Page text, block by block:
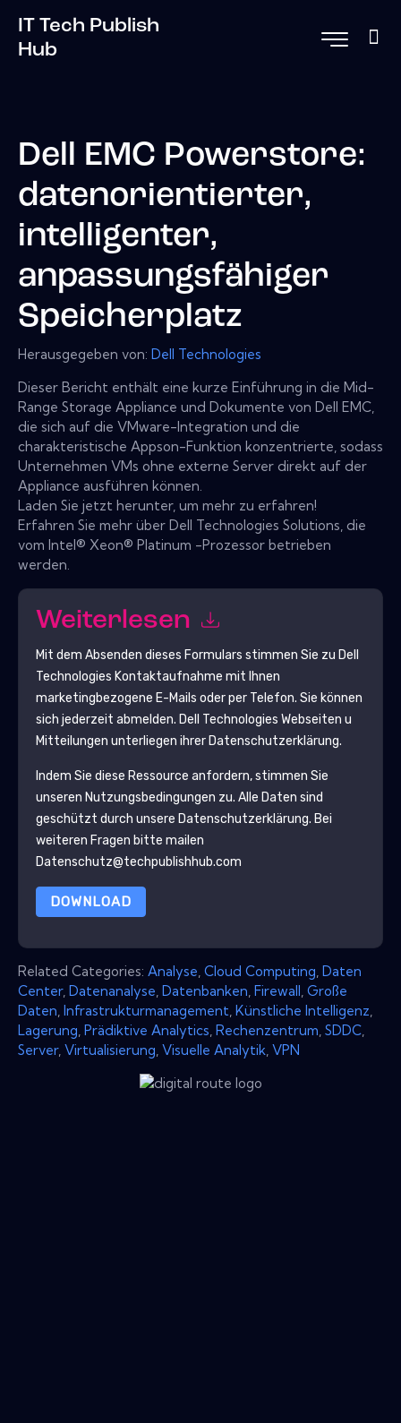
IT Tech Publish
Hub
Dell EMC Powerstore:
datenorientierter,
intelligenter,
anpassungsfähiger
Speicherplatz
Herausgegeben von: Dell Technologies
Dieser Bericht enthält eine kurze Einführung in die Mid-
Range Storage Appliance und Dokumente von Dell EMC,
die sich auf die VMware-Integration und die
charakteristische Appson-Funktion konzentrierte, sodass
Unternehmen VMs ohne externe Server direkt auf der
Appliance ausführen können.
Laden Sie jetzt herunter, um mehr zu erfahren!
Erfahren Sie mehr über Dell Technologies Solutions, die
vom Intel® Xeon® Platinum -Prozessor betrieben
werden.
Weiterlesen
Mit dem Absenden dieses Formulars stimmen Sie zu Dell
Technologies Kontaktaufnahme mit Ihnen
marketingbezogene E-Mails oder per Telefon. Sie können
sich jederzeit abmelden. Dell Technologies Webseiten u
Mitteilungen unterliegen ihrer Datenschutzerklärung.
Indem Sie diese Ressource anfordern, stimmen Sie
unseren Nutzungsbedingungen zu. Alle Daten sind
geschützt durch unsere Datenschutzerklärung. Bei
weiteren Fragen bitte mailen
Datenschutz@techpublishhub.com
DOWNLOAD
Related Categories: Analyse Cloud Computing Daten
Center, Datenanalyse Datenbanken Firewall Große
Daten Infrastrukturmanagement Künstliche Intelligenz
Lagerung Prädiktive Analytics Rechenzentrum SDDC
Server, Virtualisierung Visuelle Analytik VPN